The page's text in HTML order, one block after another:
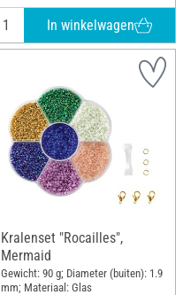
In winkelwagen
Kralenset "Rocailles",
Mermaid
Gewicht: 90 g; Diameter (buiten): 1.9
mm; Materiaal: Glas